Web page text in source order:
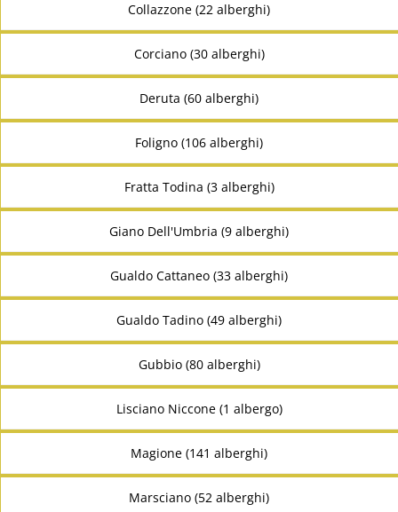
Collazzone (22 alberghi)
Corciano (30 alberghi)
Deruta (60 alberghi)
Foligno (106 alberghi)
Fratta Todina (3 alberghi)
Giano Dell'Umbria (9 alberghi)
Gualdo Cattaneo (33 alberghi)
Gualdo Tadino (49 alberghi)
Gubbio (80 alberghi)
Lisciano Niccone (1 albergo)
Magione (141 alberghi)
Marsciano (52 alberghi)